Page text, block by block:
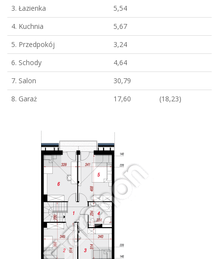
3. Łazienka
5,54
4. Kuchnia
5,67
5. Przedpokój
3,24
6. Schody
4,64
7. Salon
30,79
8. Garaż
17,60 (18,23)